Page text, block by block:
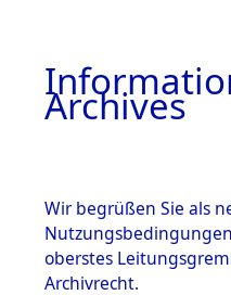
Archives
Wir begrüßen Sie als
oberstes
Archivrecht.